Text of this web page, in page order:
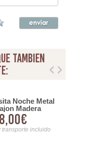
tambien
Noche Metal
Madera
Rhodesia
transporte incluido